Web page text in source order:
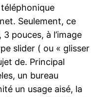
Seulement, ce
pouces, à l’image
slider ( ou « glisser
de. Principal
un bureau
un usage aisé, la